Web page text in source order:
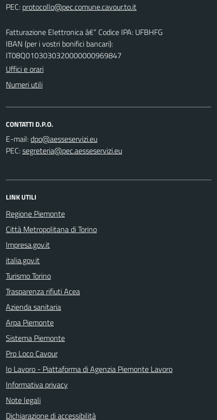
PEC:
Fatturazione Elettronica â€“ Codice IPA: UFBHFG
IBAN (per i vostri bonifici bancari):
IT08Q0103030320000000969847
Uffici e orari
Numeri utili
CONTATTI D.P.O.
E-mail:
PEC:
LINK UTILI
Regione Piemonte
Città Metropolitana di Torino
Impresa.gov.it
italia.gov.it
Turismo Torino
Trasparenza rifiuti Acea
Azienda sanitaria
Arpa Piemonte
Sistema Piemonte
Pro Loco Cavour
Io Lavoro - Piattaforma di Agenzia Piemonte Lavoro
Informativa privacy
Note legali
Dichiarazione di accessibilità